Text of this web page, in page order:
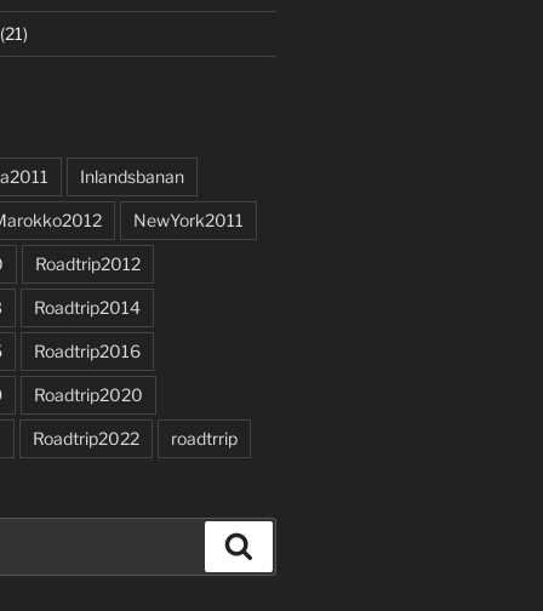
Inlandsbanan
NewYork2011
Roadtrip2012
Roadtrip2014
Roadtrip2016
Roadtrip2020
Roadtrip2022 roadtrrip